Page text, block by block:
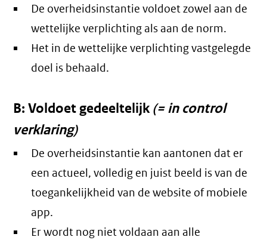
De overheidsinstantie voldoet zowel aan de
wettelijke verplichting als aan de norm.
Het in de wettelijke verplichting vastgelegde
doel is behaald.
B: Voldoet gedeeltelijk(= in control
verklaring)
De overheidsinstantie kan aantonen dat er
een actueel, volledig en juist beeld is van de
toegankelijkheid van de website of mobiele
app.
Er wordt nog niet voldaan aan alle